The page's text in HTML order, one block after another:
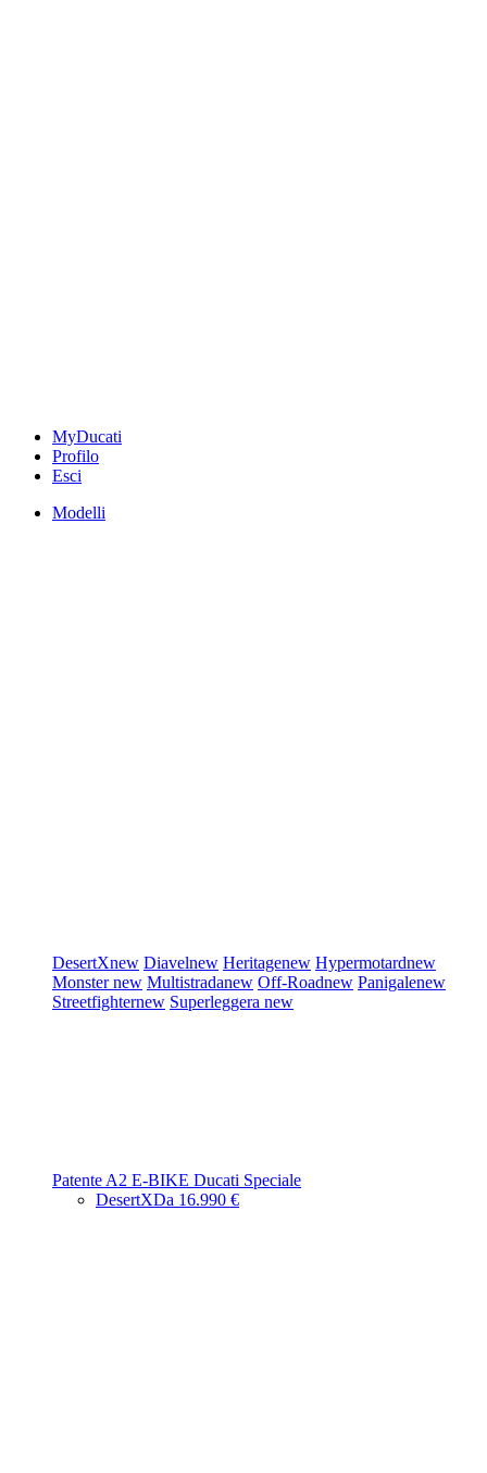
MyDucati
Profilo
Esci
Modelli
DesertXnew Diavelnew Heritagenew Hypermotardnew
Monsternew Multistradanew Off-Roadnew Panigalenew
Streetfighternew Superleggera new
Patente A2 E-BIKE Ducati Speciale
DesertXDa 16.990 €